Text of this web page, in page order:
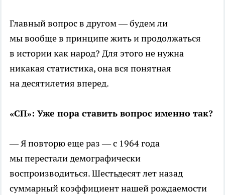
Главный вопрос в другом — будем ли
мы вообще в принципе жить и продолжаться
в истории как народ? Для этого не нужна
никакая статистика, она вся понятная
на десятилетия вперед.
«СП»: Уже пора ставить вопрос именно так?
— Я повторю еще раз — с 1964 года
мы перестали демографически
воспроизводиться. Шестьдесят лет назад
суммарный коэффициент нашей рождаемости